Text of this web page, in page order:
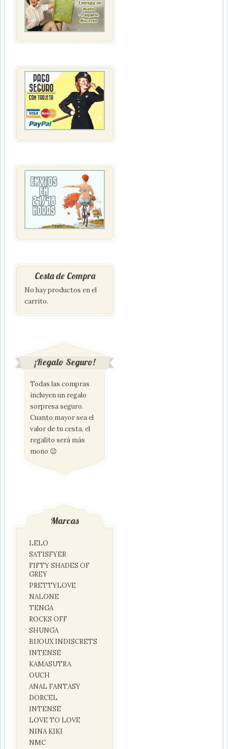
Cesta de Compra
No hay productos en el
carrito.
¡Regalo Seguro!
Todas las compras
incluyen un regalo
sorpresa seguro.
Cuanto mayor sea el
valor de tu cesta, el
regalito será más
mono 😉
Marcas
LELO
SATISFYER
FIFTY SHADES OF
GREY
PRETTYLOVE
NALONE
TENGA
ROCKS OFF
SHUNGA
BIJOUX INDISCRETS
INTENSE
KAMASUTRA
OUCH
ANAL FANTASY
DORCEL
INTENSE
LOVE TO LOVE
NINA KIKI
NMC